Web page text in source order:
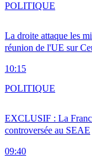
La droite attaque les
réunion de l'UE sur
10:15
POLITIQUE
EXCLUSIF : La
controversée au SEAE
09:40
POLITIQUE